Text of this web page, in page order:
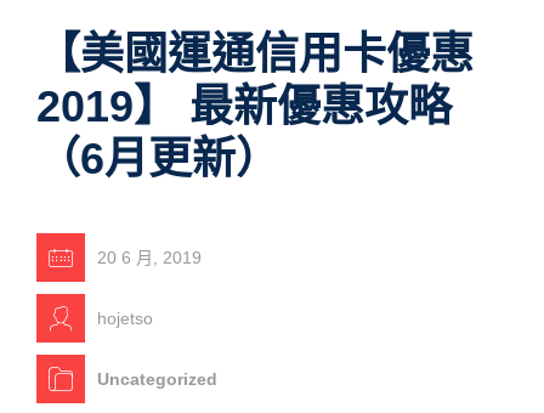
【美國運通信用卡優惠
2019】 最新優惠攻略
（6月更新）
20 6 月, 2019
hojetso
Uncategorized